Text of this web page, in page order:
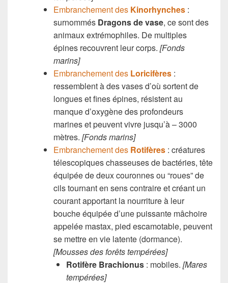
Embranchement des Kinorhynches :
surnommés Dragons de vase, ce sont des
animaux extrémophiles. De multiples
épines recouvrent leur corps. [Fonds
marins]
Embranchement des Loricifères :
ressemblent à des vases d’où sortent de
longues et fines épines, résistent au
manque d’oxygène des profondeurs
marines et peuvent vivre jusqu’à – 3000
mètres. [Fonds marins]
Embranchement des Rotifères : créatures
télescopiques chasseuses de bactéries, tête
équipée de deux couronnes ou “roues” de
cils tournant en sens contraire et créant un
courant apportant la nourriture à leur
bouche équipée d’une puissante mâchoire
appelée mastax, pied escamotable, peuvent
se mettre en vie latente (dormance).
[Mousses des forêts tempérées]
Rotifère Brachionus : mobiles. [Mares
tempérées]